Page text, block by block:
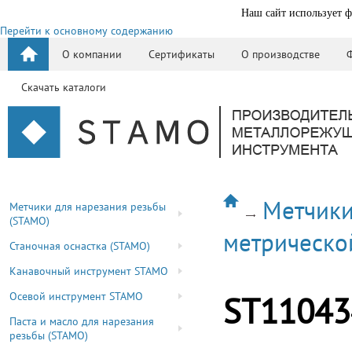
Наш сайт использует
Перейти к основному содержанию
О компании
Сертификаты О производстве
Скачать каталоги
Метчики для нарезания резьбы
(STAMO)
Станочная оснастка (STAMO)
Канавочный инструмент STAMO
Осевой инструмент STAMO
Паста и масло для нарезания
резьбы (STAMO)